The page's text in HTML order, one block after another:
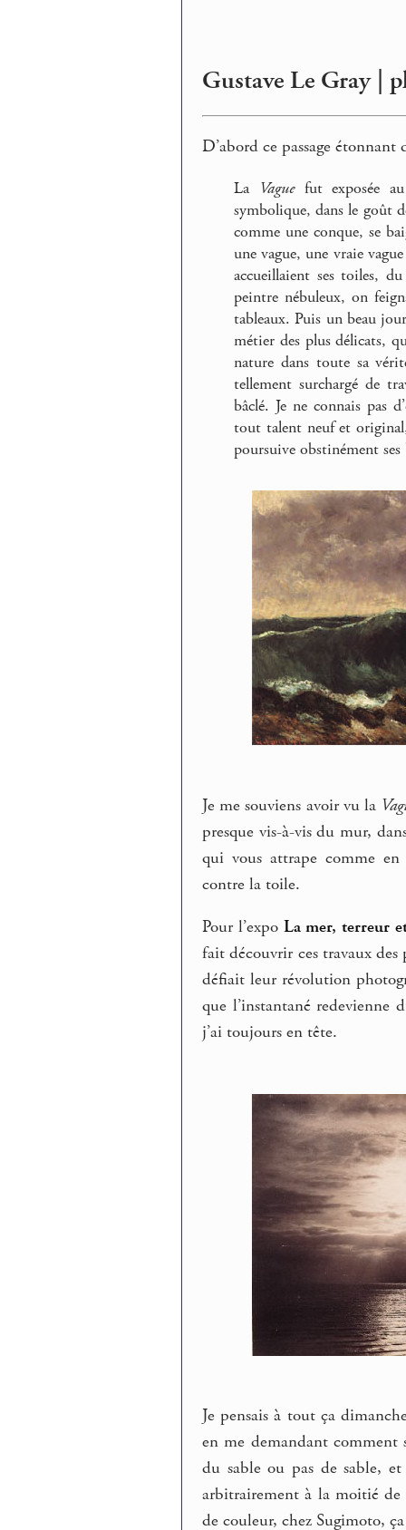
Gustave Le Gray |
D’abord ce passage
La Vaguefut exposée
symbolique, dans le goût
comme une conque, se
une vague, une vraie
accueillaient ses toiles,
peintre nébuleux, on
tableaux. Puis un beau
métier des plus délicats,
nature dans toute sa
tellement surchargé de
bâclé. Je ne connais pas
tout talent neuf et
poursuive obstinément
Je me souviens avoir vu la
presque vis-à-vis du mur,
qui vous attrape comme en
contre la toile.
Pour l’expo La mer, terreur
fait découvrir ces travaux
défiait leur révolution
que l’instantané redevienne
j’ai toujours en tête.
Je pensais à tout ça
en me demandant comment
du sable ou pas de sable,
arbitrairement à la moitié de
de couleur, chez Sugimoto,